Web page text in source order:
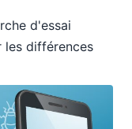
d'essai
les différences